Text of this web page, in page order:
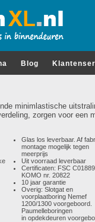
Blog
minimlastische
zorgen voor een
Glas los leverbaar. Af
montage mogelijk tegen
meerprijs
Uit voorraad leverbaar
Certificaten: FSC
KOMO nr. 20822
10 jaar garantie
Overig: Slotgat en
voorplaatboring Nemef
1200/1300 voorgeboord.
Paumelleboringen
in opdekdeuren